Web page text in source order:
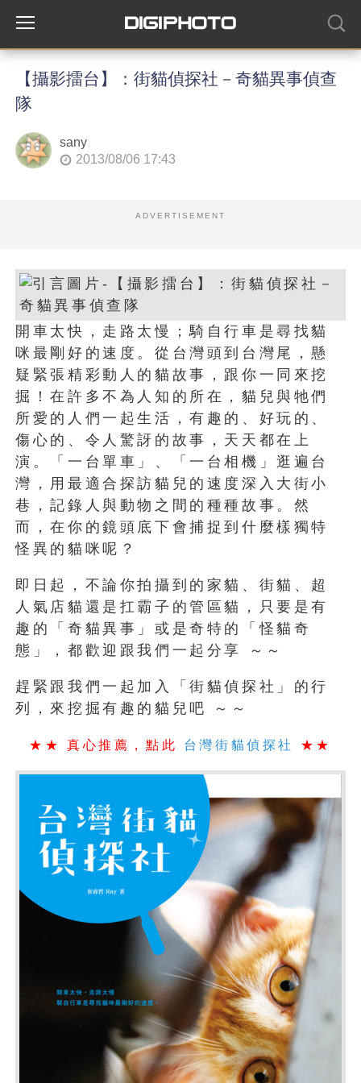
【攝影擂台】：街貓偵探社－奇貓異事偵查
隊
sany
2013/08/06 17:43
ADVERTISEMENT
開車太快，走路太慢；騎自行車是尋找貓
咪最剛好的速度。從台灣頭到台灣尾，懸
疑緊張精彩動人的貓故事，跟你一同來挖
掘！在許多不為人知的所在，貓兒與牠們
所愛的人們一起生活，有趣的、好玩的、
傷心的、令人驚訝的故事，天天都在上
演。「一台單車」、「一台相機」逛遍台
灣，用最適合探訪貓兒的速度深入大街小
巷，記錄人與動物之間的種種故事。然
而，在你的鏡頭底下會捕捉到什麼樣獨特
怪異的貓咪呢？
即日起，不論你拍攝到的家貓、街貓、超
人氣店貓還是扛霸子的管區貓，只要是有
趣的「奇貓異事」或是奇特的「怪貓奇
態」，都歡迎跟我們一起分享 ～～
趕緊跟我們一起加入「街貓偵探社」的行
列，來挖掘有趣的貓兒吧 ～～
★★ 真心推薦，點此 台灣街貓偵探社 ★★